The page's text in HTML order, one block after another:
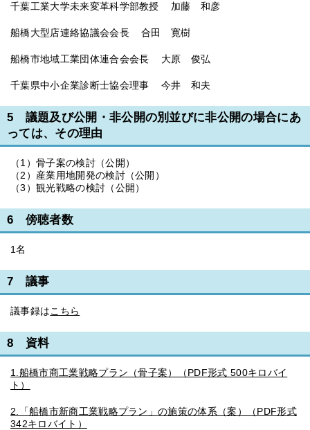
千葉工業大学未来変革科学部教授 加藤 和彦
船橋大型店連絡協議会会長 合田 寛樹
船橋市地域工業団体連合会会長 大原 俊弘
千葉県中小企業診断士協会理事 今井 和夫
5 議題及び公開・非公開の別並びに非公開の場合にあ
っては、その理由
（1）骨子案の検討（公開）
（2）産業用地開発の検討（公開）
（3）観光戦略の検討（公開）
6 傍聴者数
1名
7 議事
議事録はこちら
8 資料
1.船橋市商工業戦略プラン（骨子案）（PDF形式 500キロバイ
ト）
2.「船橋市新商工業戦略プラン」の施策の体系（案）（PDF形式
342キロバイト）